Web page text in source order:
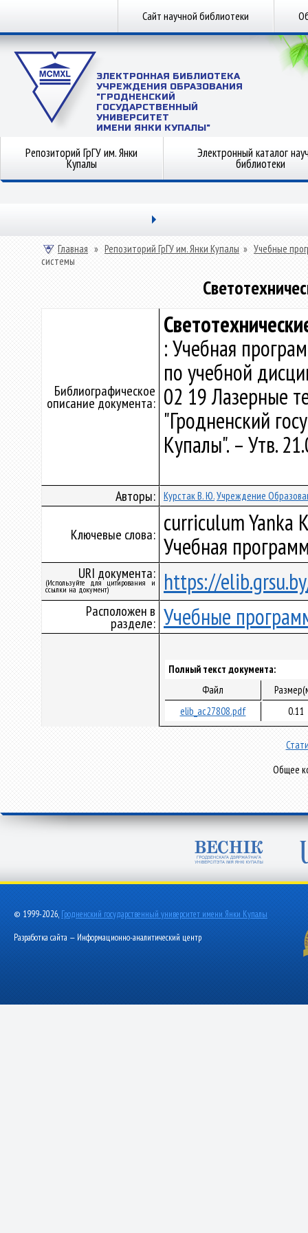
Сайт научной библиотеки
ЭЛЕКТРОННАЯ БИБЛИОТЕКА
УЧРЕЖДЕНИЯ ОБРАЗОВАНИЯ
"ГРОДНЕНСКИЙ
ГОСУДАРСТВЕННЫЙ
УНИВЕРСИТЕТ
ИМЕНИ ЯНКИ КУПАЛЫ"
Репозиторий ГрГУ им. Янки
Купалы
Электронный каталог
библиотеки
Главная » Репозиторий ГрГУ им. Янки Купалы » Учебные
системы
Библиографическое
описание документа:
: Учебная
по учебной
02 19 Лазерные
"Гродненский
Купалы". – Утв.
Авторы: Курстак В. Ю.Учреждение
Ключевые слова: curriculum Yanka
Учебная
URI документа:
(Используйте для цитирования и
ссылки на документ) https://
Расположен в
разделе: Учебные
Полный текст документа:
Файл
elib_ac27808.pdf
0.11
Общее
© 1999-2026, Гродненский государственный университет имени Янки Купалы
Разработка сайта — Информационно-аналитический центр